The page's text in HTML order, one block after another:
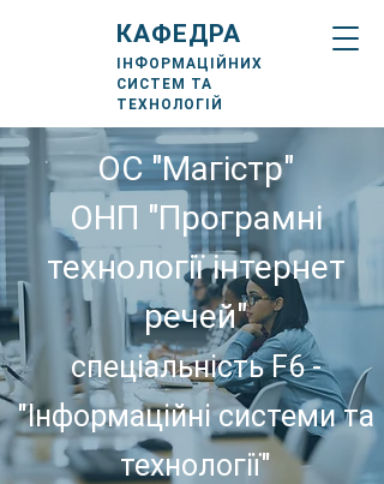
КАФЕДРА
ІНФОРМАЦІЙНИХ
СИСТЕМ ТА
ТЕХНОЛОГІЙ
ОС "Магістр"
ОНП "Програмні
технології інтернет
речей"
спеціальність F6 -
"Інформаційні системи та
технології"